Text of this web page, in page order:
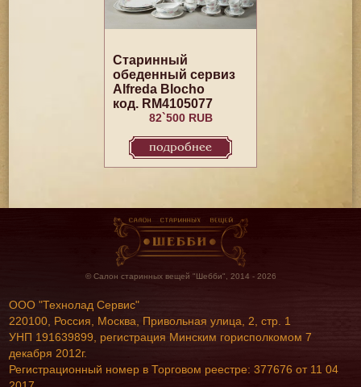
Старинный
обеденный сервиз
Alfreda Blocho
код. RM4105077
82`500 RUB
подробнее
© Салон старинных вещей "Шебби", 2014 - 2026
ООО "Технолад Сервис"
220100, Россия, Москва, Привольная улица, 2, стр. 1
УНП 191639899, регистрация Минским горисполкомом 7
декабря 2012г.
Регистрационный номер в Торговом реестре: 377676 от 11 04